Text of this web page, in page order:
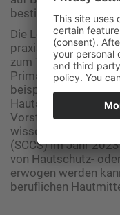
bestimmter
Die Leitlinie
praxisrelevante
zum Thema
Primärprävention
beispielsweise klar
Hautschutzmitteln“,
Vorstand der ABD.
wissenschaftlichen
(SCCS) im Jahr
von Hautschutz-
erwogen werden
beruflichen